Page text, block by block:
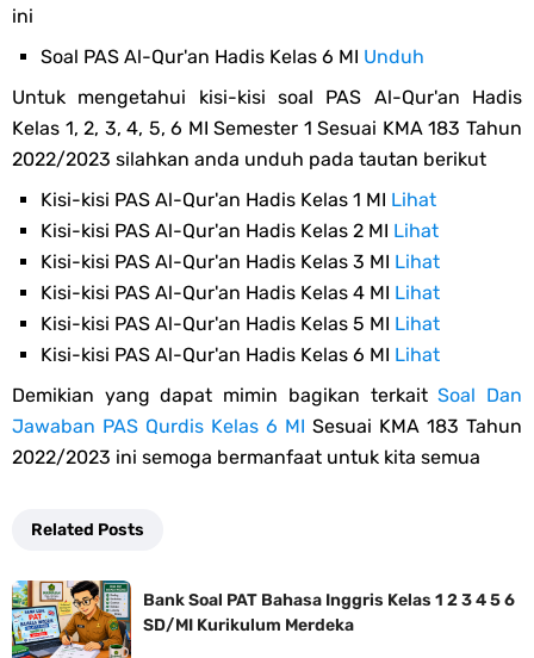
ini
Soal PAS Al-Qur'an Hadis Kelas 6 MI Unduh
Untuk mengetahui kisi-kisi soal PAS Al-Qur'an Hadis
Kelas 1, 2, 3, 4, 5, 6 MI Semester 1 Sesuai KMA 183 Tahun
2022/2023 silahkan anda unduh pada tautan berikut
Kisi-kisi PAS Al-Qur'an Hadis Kelas 1 MI Lihat
Kisi-kisi PAS Al-Qur'an Hadis Kelas 2 MI Lihat
Kisi-kisi PAS Al-Qur'an Hadis Kelas 3 MI Lihat
Kisi-kisi PAS Al-Qur'an Hadis Kelas 4 MI Lihat
Kisi-kisi PAS Al-Qur'an Hadis Kelas 5 MI Lihat
Kisi-kisi PAS Al-Qur'an Hadis Kelas 6 MI Lihat
Demikian yang dapat mimin bagikan terkaitSoal Dan
Jawaban PAS Qurdis Kelas 6 MI Sesuai KMA 183 Tahun
2022/2023 ini semoga bermanfaat untuk kita semua
Related Posts
Bank Soal PAT Bahasa Inggris Kelas 1 2 3 4 5 6
SD/MI Kurikulum Merdeka